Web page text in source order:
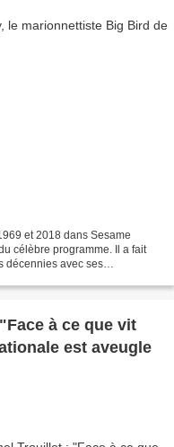
et 2018 dans Sesame
célèbre programme. Il a fait
décennies avec ses
à ce que vit
est aveugle